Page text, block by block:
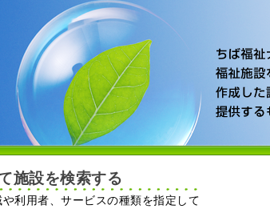
施設を検索する
利用者、サービスの種類を指定して